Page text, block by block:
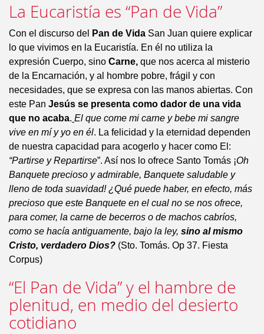
La Eucaristía es “Pan de Vida”
Con el discurso del Pan de Vida San Juan quiere explicar
lo que vivimos en la Eucaristía. En él no utiliza la
expresión Cuerpo, sino Carne, que nos acerca al misterio
de la Encarnación, y al hombre pobre, frágil y con
necesidades, que se expresa con las manos abiertas. Con
este Pan Jesús se presenta como dador de una vida
que no acaba. El que come mi carne y bebe mi sangre
vive en mí y yo en él. La felicidad y la eternidad dependen
de nuestra capacidad para acogerlo y hacer como El:
“Partirse y Repartirse”. Así nos lo ofrece Santo Tomás ¡Oh
Banquete precioso y admirable, Banquete saludable y
lleno de toda suavidad! ¿Qué puede haber, en efecto, más
precioso que este Banquete en el cual no se nos ofrece,
para comer, la carne de becerros o de machos cabríos,
como se hacía antiguamente, bajo la ley, sino al mismo
Cristo, verdadero Dios? (Sto. Tomás. Op 37. Fiesta
Corpus)
“El Pan de Vida” y el hambre de
plenitud, en medio del desierto
cotidiano